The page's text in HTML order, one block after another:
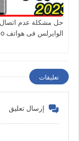
حل مشكلة عدم
الوايرلس فى هواتف oppo
تعليقات
إرسال تعليق